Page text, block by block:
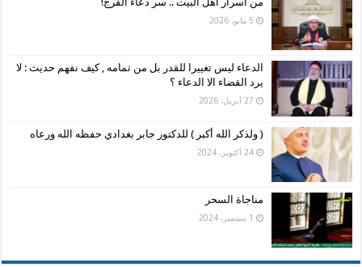
5 مايو، 2026
الدعاء ليس تغييرا للقدر بل من تمامه , كيف نفهم حديث : لا
يرد القضاء الا الدعاء ؟
27 أبريل، 2026
( ولذكر الله أكبر ) للدكتور جابر بغدادي حفظه الله ورعاه
24 أكتوبر، 2024
مناجاة السحر
1 سبتمبر، 2024